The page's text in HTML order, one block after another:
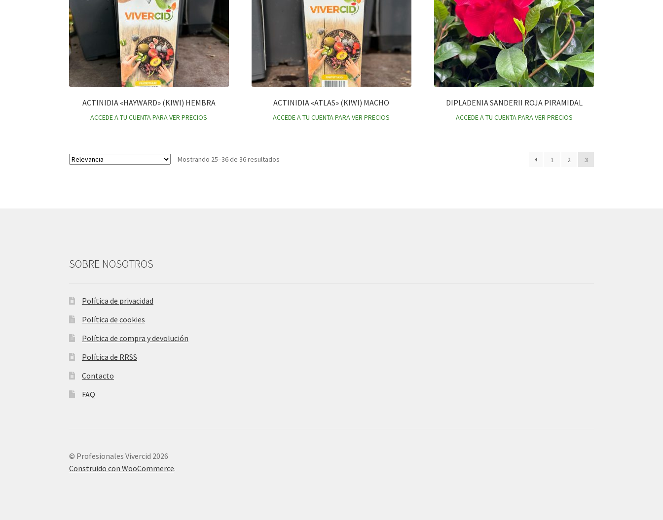
ACTINIDIA «HAYWARD» (KIWI) HEMBRA
ACCEDE A TU CUENTA PARA VER PRECIOS
ACTINIDIA «ATLAS» (KIWI) MACHO
ACCEDE A TU CUENTA PARA VER PRECIOS
DIPLADENIA SANDERII ROJA PIRAMIDAL
ACCEDE A TU CUENTA PARA VER PRECIOS
Mostrando 25–36 de 36 resultados 1 2 3
SOBRE NOSOTROS
Política de privacidad
Política de cookies
Política de compra y devolución
Política de RRSS
Contacto
FAQ
© Profesionales Vivercid 2026
Construido con WooCommerce.